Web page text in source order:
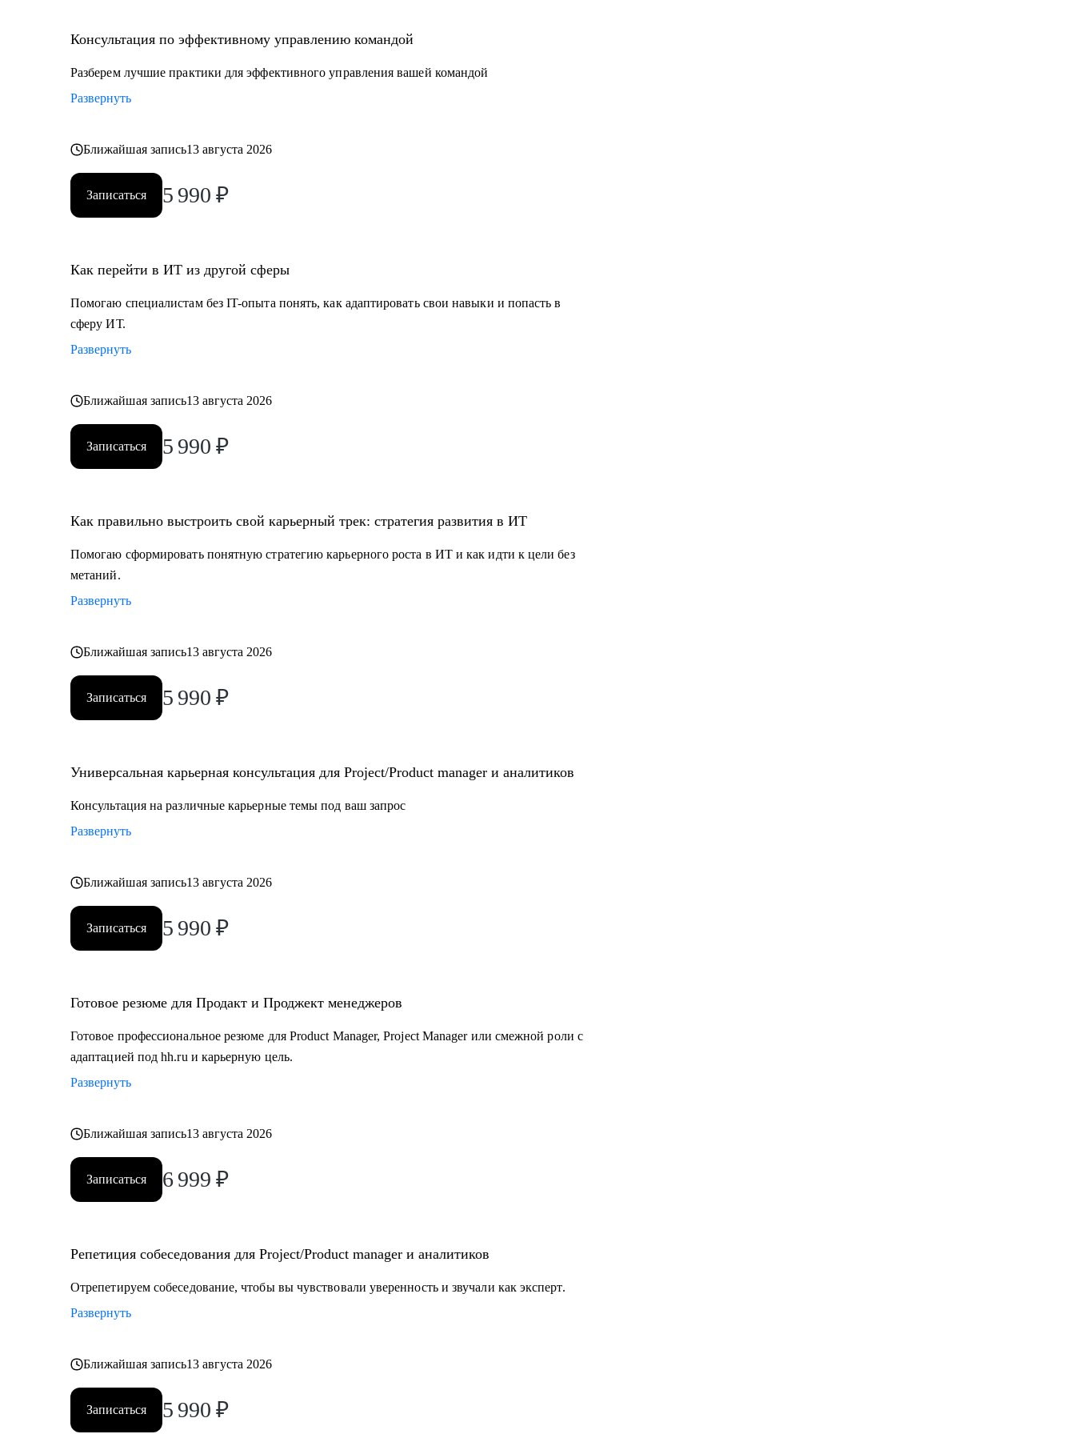
команду.
на проектах. А если ты новичок и только определяешься с выбором, я проведу для тебя обзор на
Консультация по эффективному управлению командой
Разберем лучшие практики для эффективного управления вашей командой
Развернуть
Ближайшая запись13 августа 2026
Записаться 5 990 ₽
Как перейти в ИТ из другой сферы
Помогаю специалистам без IT-опыта понять, как адаптировать свои навыки и попасть в
сферу ИТ.
Развернуть
Ближайшая запись13 августа 2026
Записаться 5 990 ₽
Как правильно выстроить свой карьерный трек: стратегия развития в ИТ
Помогаю сформировать понятную стратегию карьерного роста в ИТ и как идти к цели без
метаний.
Развернуть
Ближайшая запись13 августа 2026
Записаться 5 990 ₽
Универсальная карьерная консультация для Project/Product manager и аналитиков
Консультация на различные карьерные темы под ваш запрос
Развернуть
Ближайшая запись13 августа 2026
Записаться 5 990 ₽
Готовое резюме для Продакт и Проджект менеджеров
Готовое профессиональное резюме для Product Manager, Project Manager или смежной роли с
адаптацией под hh.ru и карьерную цель.
Развернуть
Ближайшая запись13 августа 2026
Записаться 6 999 ₽
Репетиция собеседования для Project/Product manager и аналитиков
Отрепетируем собеседование, чтобы вы чувствовали уверенность и звучали как эксперт.
Развернуть
Ближайшая запись13 августа 2026
Записаться 5 990 ₽